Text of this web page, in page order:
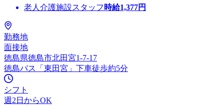
老人介護施設スタッフ 時給1,377円
勤務地
面接地
徳島県徳島市北田宮1-7-17
徳島バス「東田宮」下車徒歩約5分
シフト
週2日からOK